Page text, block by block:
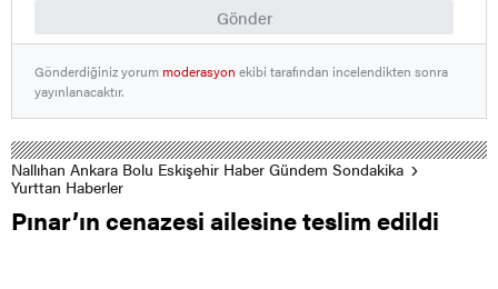
Gönder
Gönderdiğiniz yorummoderasyon ekibi tarafından incelendikten sonra
yayınlanacaktır.
Nallıhan Ankara Bolu Eskişehir Haber Gündem Sondakika
Yurttan Haberler
Pınar’ın cenazesi ailesine teslim edildi